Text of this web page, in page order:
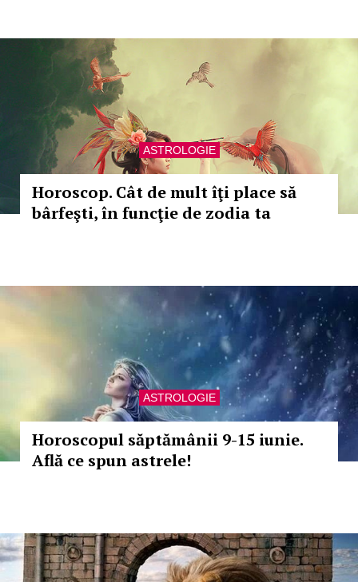
ASTROLOGIE
Horoscop. Cât de mult îţi place să
bârfeşti, în funcţie de zodia ta
ASTROLOGIE
Horoscopul săptămânii 9-15 iunie.
Află ce spun astrele!